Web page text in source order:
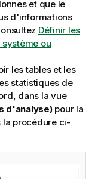
et que le
d'informations
Définir les
ou
les tables et les
statistiques de
dans la vue
d'analyse)pour la
la procédure ci-